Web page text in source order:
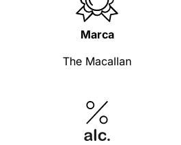
Marca
The Macallan